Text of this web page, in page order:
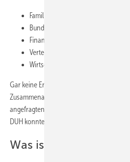
Familienministerium, 211 kWh/m2
Bundeskanzleramt, 195 kWh/m2,
Finanzministerium, 161 kWh/m2
Verteidigungsministerium, 149 kWh/
Wirtschaftsministerium, 142 kWh/m2
Gar keine Energieausweise konnten die
Zusammenarbeit, Justiz und Gesundheit
angefragten nachgeordneten Behörden
DUH konnten nur zwei das geforderte
Was ist mit dem